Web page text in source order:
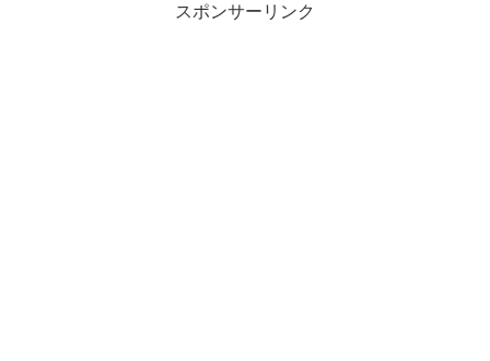
スポンサーリンク